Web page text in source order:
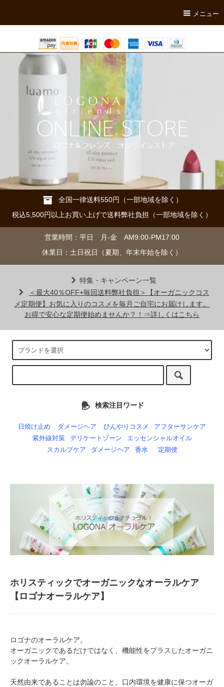
メニュー
全国一律送料550円（一部地域を除く）
税込5,500円以上お買い上げで送料弊社負担（一部地域を除く）
営業時間：平日 月-金 AM9:00-PM17:00
休業日：土日祝日（夏期、年末年始を除く）
特集・キャンペーン一覧
＜最大40％OFF+毎回送料弊社負担＞【オーガニックコス
メ定期便】お気に入りのコスメを毎月ご自宅にお届けします。
お得で安心な定期便始めませんか？！⇒詳しくはこちら
検索注目ワード
日焼け止め ダメージヘア ひんやりコスメ
アフターサンケア
紫外線対策
デリケートゾーン
エッセンシャルオイル
スカルプケア
ダメージヘア 香水 定期便
ホリスティックでオーガニックなオーラルケア
【ロゴナオーラルケア】
ロゴナのオーラルケア。
オーガニックであるだけではなく、機能性をプラスしたオーガニ
ックオーラルケア。
天然由来であることは勿論のこと、口内環境を健康に保つオーガ